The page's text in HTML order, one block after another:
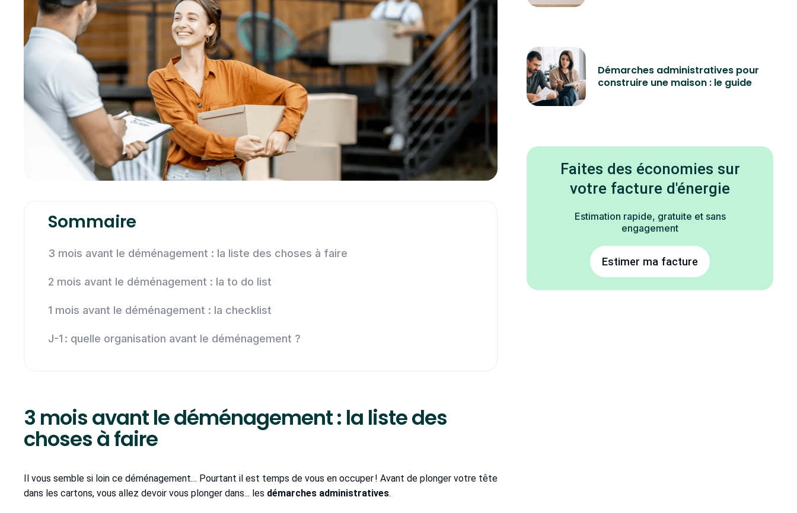
Sommaire
3 mois avant le déménagement : la liste des choses à faire
2 mois avant le déménagement : la to do list
1 mois avant le déménagement : la checklist
J-1 : quelle organisation avant le déménagement ?
3 mois avant le déménagement : la liste des
choses à faire
Il vous semble si loin ce déménagement… Pourtant il est temps de vous en occuper ! Avant de plonger votre tête
dans les cartons, vous allez devoir vous plonger dans... les démarches administratives.
Démarches administratives pour
construire une maison : le guide
Faites des économies sur
votre facture d'énergie
Estimation rapide, gratuite et sans
engagement
Estimer ma facture